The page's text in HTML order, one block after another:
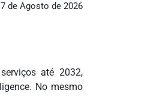
de Agosto de 2026
até 2032,
No mesmo